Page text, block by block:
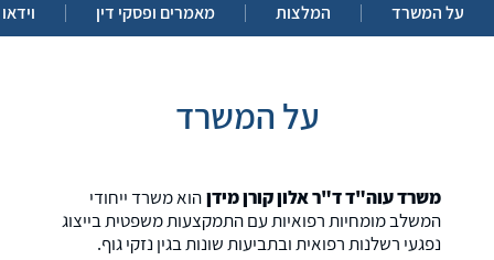
על המשרד המלצות מאמרים ופסקי דין וידאו
על המשרד
משרד עוה"ד ד"ר אלון קורן מידןהוא משרד ייחודי
המשלב מומחיות רפואיות עם התמקצעות משפטית בייצוג
נפגעי רשלנות רפואית ובתביעות שונות בגין נזקי גוף.